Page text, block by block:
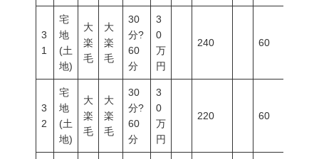
3
1
宅
地
(土
地)
大
楽
毛
大
楽
毛
30
分?
60
分
3
0
万
円
240 60
3
2
宅
地
(土
地)
大
楽
毛
大
楽
毛
30
分?
60
分
3
0
万
円
220 60